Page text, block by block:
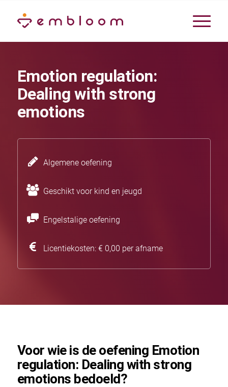
Emotion regulation:
Dealing with strong
emotions
Algemene oefening
Geschikt voor kind en jeugd
Engelstalige oefening
Licentiekosten: € 0,00 per afname
Voor wie is de oefening Emotion
regulation: Dealing with strong
emotions bedoeld?